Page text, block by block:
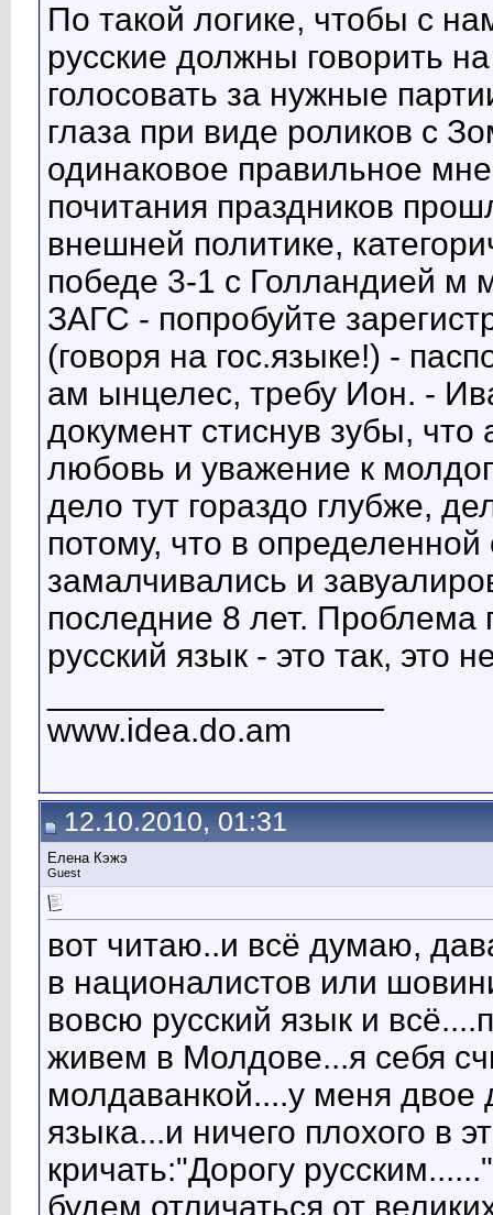
По такой логике, чтобы с
русские должны говорить
голосовать за нужные
глаза при виде роликов с
одинаковое правильное
почитания праздников
внешней политике,
победе 3-1 с Голландией м
ЗАГС - попробуйте
(говоря на гос.языке!) -
ам ынцелес, требу Ион. -
документ стиснув зубы, что
любовь и уважение к
дело тут гораздо глубже,
потому, что в
замалчивались и
последние 8 лет. Проблема
русский язык - это так, это
www.idea.do.am
12.10.2010, 01:31
Елена Кэжэ
Guest
вот читаю..и всё думаю,
в националистов или
вовсю русский язык и
живем в Молдове...я себя
молдаванкой....у меня двое
языка...и ничего плохого в
кричать:"Дорогу
будем отличаться от